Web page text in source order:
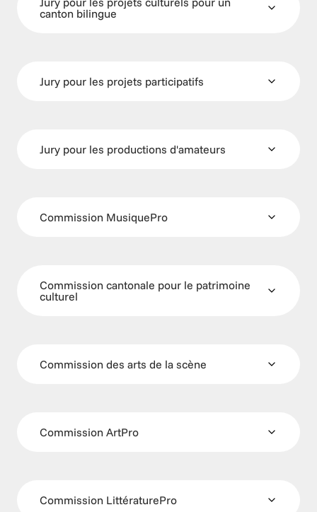
canton bilingue
Jury pour les projets participatifs
Jury pour les productions d'amateurs
Commission MusiquePro
Commission cantonale pour le patrimoine
culturel
Commission des arts de la scène
Commission ArtPro
Commission LittératurePro